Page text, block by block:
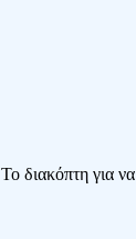
Το διακόπτη για να